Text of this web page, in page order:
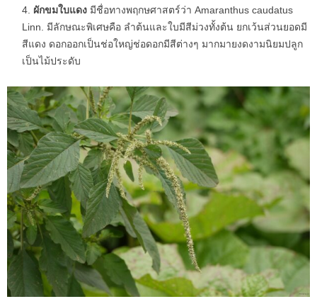
ผักขมใบแดง มีชื่อทางพฤกษศาสตร์ว่า Amaranthus caudatus
Linn. มีลักษณะพิเศษคือ ลำต้นและใบมีสีม่วงทั้งต้น ยกเว้นส่วนยอดมี
สีแดง ดอกออกเป็นช่อใหญ่ช่อดอกมีสีต่างๆ มากมายงดงามนิยมปลูก
เป็นไม้ประดับ